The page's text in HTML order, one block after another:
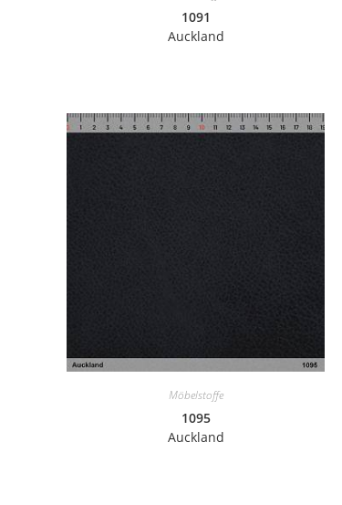
1091
Auckland
Möbelstoffe
1095
Auckland